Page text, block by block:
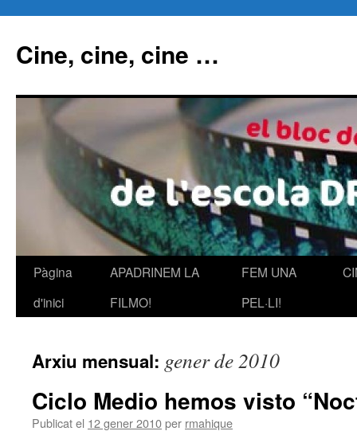
Cine, cine, cine …
Vés
Pàgina
d'inici
APADRINEM LA
FILMO!
FEM UNA
PEL·LI!
Arxiu mensual: gener de 2010
Ciclo Medio hemos visto
Publicat el 12 gener 2010per rmahique